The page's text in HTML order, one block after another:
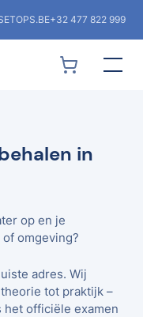
+32 477 822 999
in
op en je
omgeving?
adres. Wij
tot praktijk –
officiële examen